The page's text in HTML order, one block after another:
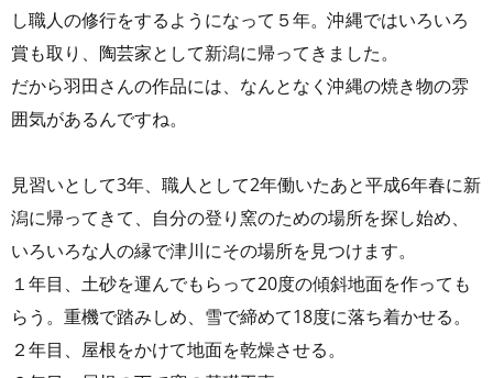
し職人の修行をするようになって５年。沖縄ではいろいろ
賞も取り、陶芸家として新潟に帰ってきました。
だから羽田さんの作品には、なんとなく沖縄の焼き物の雰
囲気があるんですね。
見習いとして3年、職人として2年働いたあと平成6年春に新
潟に帰ってきて、自分の登り窯のための場所を探し始め、
いろいろな人の縁で津川にその場所を見つけます。
１年目、土砂を運んでもらって20度の傾斜地面を作っても
らう。重機で踏みしめ、雪で締めて18度に落ち着かせる。
２年目、屋根をかけて地面を乾燥させる。